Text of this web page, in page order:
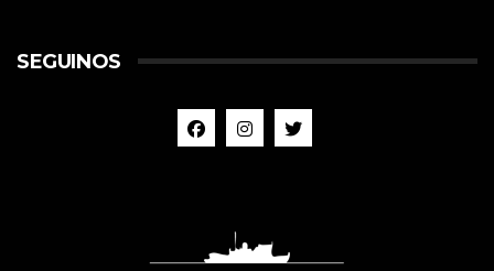
SEGUINOS